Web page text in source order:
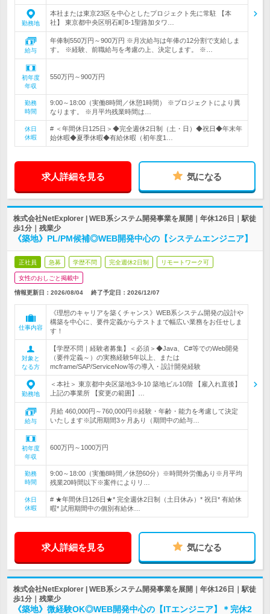
勤務地
本社または東京23区を中心としたプロジェクト先に常駐 【本
社】 東京都中央区明石町8-1聖路加タワ…
給与
年俸制550万円～900万円 ※月次給与は年俸の12分割で支給しま
す。 ※経験、前職給与を考慮の上、決定します。 ※…
初年度
年収
550万円～900万円
勤務
時間
9:00～18:00（実働8時間／休憩1時間） ※プロジェクトにより異
なります。 ※月平均残業時間は…
休日
休暇
# ＜年間休日125日＞◆完全週休2日制（土・日）◆祝日◆年末年
始休暇◆夏季休暇◆有給休暇（初年度1…
求人詳細を見る 気になる
株式会社NetExplorer | WEB系システム開発事業を展開｜年休126日｜駅徒
歩1分｜残業少
《築地》PL/PM候補◎WEB開発中心の【システムエンジニア】
正社員 急募 学歴不問 完全週休2日制 リモートワーク可
女性のおしごと掲載中
情報更新日：2026/08/04 終了予定日： 2026/12/07
仕事内容
《理想のキャリアを築くチャンス》WEB系システム開発の設計や
構築を中心に、要件定義からテストまで幅広い業務をお任せしま
す！
対象と
なる方
【学歴不問｜経験者募集】＜必須＞◆Java、C#等でのWeb開発
（要件定義～）の実務経験5年以上、または
mcframe/SAP/ServiceNow等の導入・設計開発経験
勤務地
＜本社＞ 東京都中央区築地3-9-10 築地ビル10階 【雇入れ直後】
上記の事業所 【変更の範囲】…
給与
月給 460,000円～760,000円※経験・年齢・能力を考慮して決定
いたします※試用期間3ヶ月あり（期間中の給与…
初年度
年収
600万円～1000万円
勤務
時間
9:00～18:00（実働8時間／休憩60分）※時間外労働あり※月平均
残業20時間以下※案件によりリ…
休日
休暇
# ★年間休日126日★* 完全週休2日制（土日休み）* 祝日* 有給休
暇* 試用期間中の個別有給休…
求人詳細を見る 気になる
株式会社NetExplorer | WEB系システム開発事業を展開｜年休126日｜駅徒
歩1分｜残業少
《築地》微経験OK◎WEB開発中心の【ITエンジニア】＊完休2